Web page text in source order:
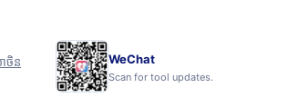
ចិន WeChat
Scan for tool updates.